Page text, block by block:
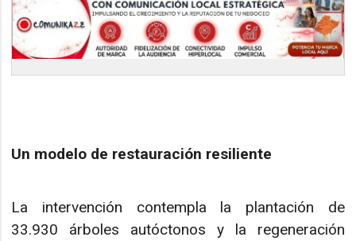
Un modelo de restauración resiliente
La intervención contempla la plantación de
33.930 árboles autóctonos y la regeneración